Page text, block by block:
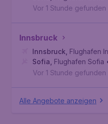
Vor 1 Stunde gefunden
Innsbruck
Innsbruck Flughafen
Sofia Flughafen Sofia
Vor 1 Stunde gefunden
Alle Angebote anzeigen